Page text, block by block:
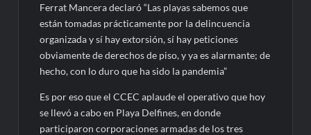
Ferrat Mancera declaró “Las playas sabemos que
están tomadas prácticamente por la delincuencia
organizada y sí hay extorsión, sí hay peticiones
obviamente de derechos de piso, y ya es alarmante; de
hecho, con lo duro que ha sido la pandemia”
Es por eso que el CCEC aplaude el operativo que hoy
se llevó a cabo en Playa Delfines, en donde
participaron corporaciones armadas de los tres